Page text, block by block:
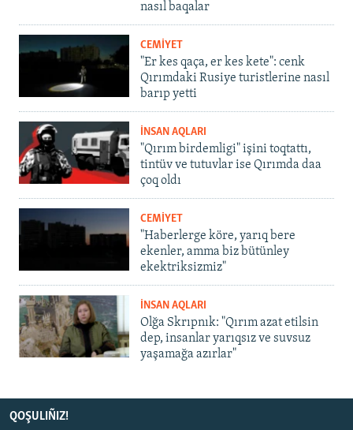
nasıl baqalar
CEMİYET
"Er kes qaça, er kes kete": cenk
Qırımdaki Rusiye turistlerine nasıl
barıp yetti
İNSAN AQLARI
"Qırım birdemligi" işini toqtattı,
tintüv ve tutuvlar ise Qırımda daa
çoq oldı
CEMİYET
"Haberlerge köre, yarıq bere
ekenler, amma biz bütünley
ekektriksizmiz"
İNSAN AQLARI
Olğa Skrıpnık: "Qırım azat etilsin
dep, insanlar yarıqsız ve suvsuz
yaşamağa azırlar"
QOŞULIÑIZ!